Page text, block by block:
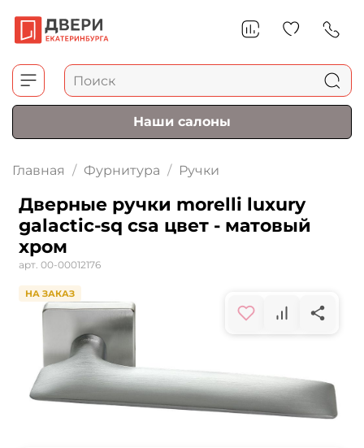
Наши салоны
Главная Фурнитура Ручки
Дверные ручки morelli luxury
galactic-sq csa цвет - матовый
хром
арт. 00-00012176
НА ЗАКАЗ